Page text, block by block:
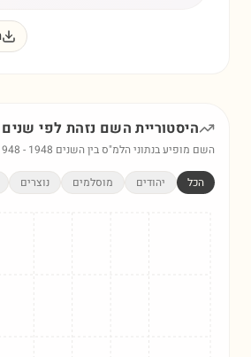
היסטוריית השם נזהת לפי שנים
השם מופיע בנתוני הלמ"ס בין השנים - 1948
הכל יהודים מוסלמים נוצרים